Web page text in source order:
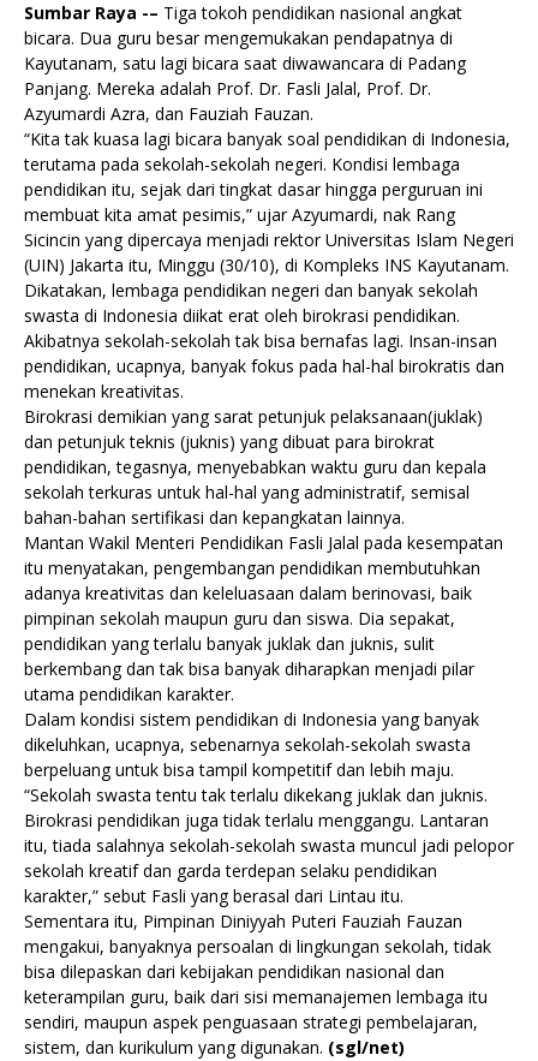
Sumbar Raya -– Tiga tokoh pendidikan nasional angkat
bicara. Dua guru besar mengemukakan pendapatnya di
Kayutanam, satu lagi bicara saat diwawancara di Padang
Panjang. Mereka adalah Prof. Dr. Fasli Jalal, Prof. Dr.
Azyumardi Azra, dan Fauziah Fauzan.
“Kita tak kuasa lagi bicara banyak soal pendidikan di Indonesia,
terutama pada sekolah-sekolah negeri. Kondisi lembaga
pendidikan itu, sejak dari tingkat dasar hingga perguruan ini
membuat kita amat pesimis,” ujar Azyumardi, nak Rang
Sicincin yang dipercaya menjadi rektor Universitas Islam Negeri
(UIN) Jakarta itu, Minggu (30/10), di Kompleks INS Kayutanam.
Dikatakan, lembaga pendidikan negeri dan banyak sekolah
swasta di Indonesia diikat erat oleh birokrasi pendidikan.
Akibatnya sekolah-sekolah tak bisa bernafas lagi. Insan-insan
pendidikan, ucapnya, banyak fokus pada hal-hal birokratis dan
menekan kreativitas.
Birokrasi demikian yang sarat petunjuk pelaksanaan(juklak)
dan petunjuk teknis (juknis) yang dibuat para birokrat
pendidikan, tegasnya, menyebabkan waktu guru dan kepala
sekolah terkuras untuk hal-hal yang administratif, semisal
bahan-bahan sertifikasi dan kepangkatan lainnya.
Mantan Wakil Menteri Pendidikan Fasli Jalal pada kesempatan
itu menyatakan, pengembangan pendidikan membutuhkan
adanya kreativitas dan keleluasaan dalam berinovasi, baik
pimpinan sekolah maupun guru dan siswa. Dia sepakat,
pendidikan yang terlalu banyak juklak dan juknis, sulit
berkembang dan tak bisa banyak diharapkan menjadi pilar
utama pendidikan karakter.
Dalam kondisi sistem pendidikan di Indonesia yang banyak
dikeluhkan, ucapnya, sebenarnya sekolah-sekolah swasta
berpeluang untuk bisa tampil kompetitif dan lebih maju.
“Sekolah swasta tentu tak terlalu dikekang juklak dan juknis.
Birokrasi pendidikan juga tidak terlalu menggangu. Lantaran
itu, tiada salahnya sekolah-sekolah swasta muncul jadi pelopor
sekolah kreatif dan garda terdepan selaku pendidikan
karakter,” sebut Fasli yang berasal dari Lintau itu.
Sementara itu, Pimpinan Diniyyah Puteri Fauziah Fauzan
mengakui, banyaknya persoalan di lingkungan sekolah, tidak
bisa dilepaskan dari kebijakan pendidikan nasional dan
keterampilan guru, baik dari sisi memanajemen lembaga itu
sendiri, maupun aspek penguasaan strategi pembelajaran,
sistem, dan kurikulum yang digunakan. (sgl/net)